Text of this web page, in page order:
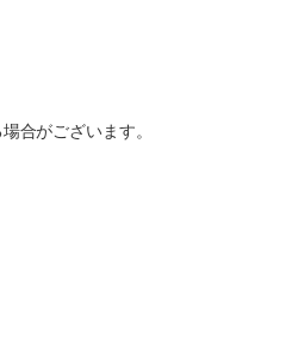
合がございます。